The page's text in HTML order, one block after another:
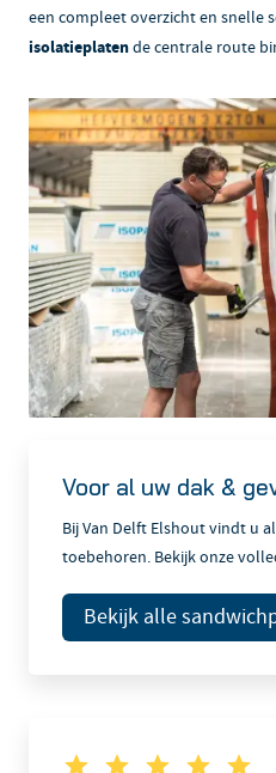
een compleet overzicht en snelle
isolatieplatende centrale route
Voor al uw dak &
Bij Van Delft Elshout vindt u
toebehoren. Bekijk onze
Bekijk alle